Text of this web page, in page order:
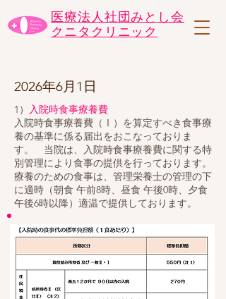
医療法人社団みとし会
​クニタクリニック
2026年6月1日
1）
入院時食事療養費
入院時食事療養費（Ⅰ）を算定すべき食事療
養の基準に係る届出をおこなっておりま
す。 当院は、入院時食事療養費に関する特
別管理により食事の提供を行っております。
療養のための食事は、管理栄養士の管理の下
に適時（朝食 午前8時、昼食 午後0時、夕食
午後6時以降）適温で提供しております。